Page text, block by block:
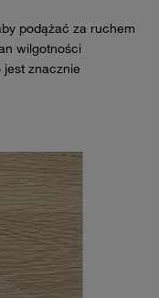
podążać za ruchem
wilgotności
znacznie